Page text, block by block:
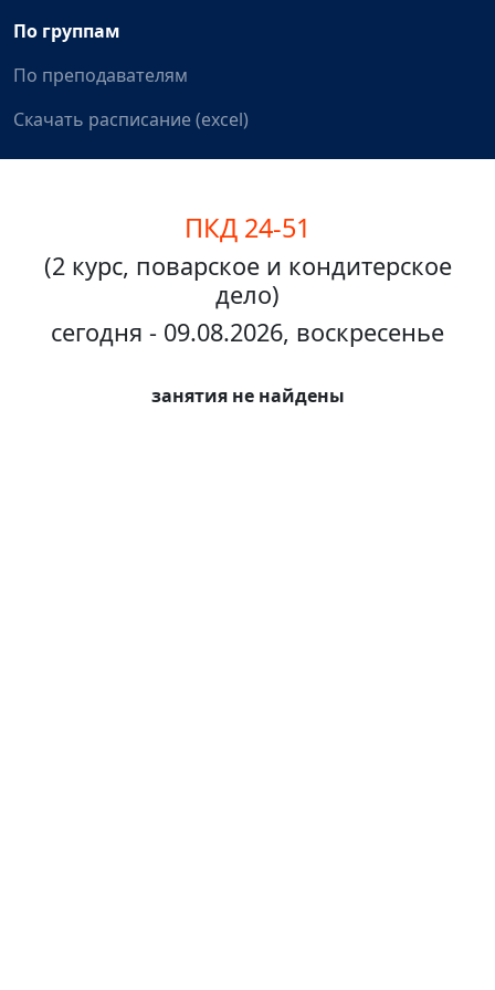
По группам
По преподавателям
Скачать расписание (excel)
ПКД 24-51
(2 курс, поварское и кондитерское
дело)
сегодня - 09.08.2026, воскресенье
занятия не найдены